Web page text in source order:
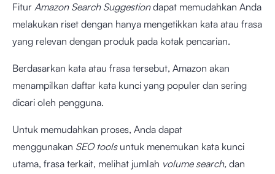
Fitur Amazon Search Suggestiondapat memudahkan Anda
melakukan riset dengan hanya mengetikkan kata atau frasa
yang relevan dengan produk pada kotak pencarian.
Berdasarkan kata atau frasa tersebut, Amazon akan
menampilkan daftar kata kunci yang populer dan sering
dicari oleh pengguna.
Untuk memudahkan proses, Anda dapat
menggunakan SEO toolsuntuk menemukan kata kunci
utama, frasa terkait, melihat jumlah volume search, dan